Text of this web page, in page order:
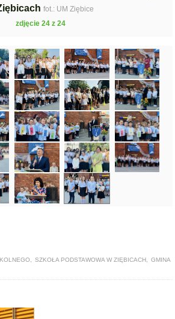
fot.: UM Ziębice
zdjęcie 24 z 24
SZKOŁA PODSTAWOWA W ZIĘBICACH
GMINA